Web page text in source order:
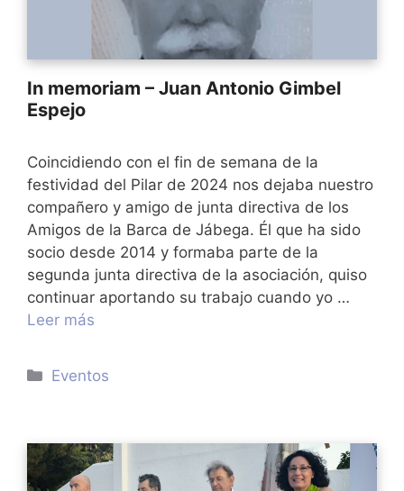
In memoriam – Juan Antonio Gimbel
Espejo
Coincidiendo con el fin de semana de la
festividad del Pilar de 2024 nos dejaba nuestro
compañero y amigo de junta directiva de los
Amigos de la Barca de Jábega. Él que ha sido
socio desde 2014 y formaba parte de la
segunda junta directiva de la asociación, quiso
continuar aportando su trabajo cuando yo …
Leer más
Categorías
Eventos